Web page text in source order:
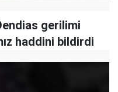
gerilimi
haddini bildirdi